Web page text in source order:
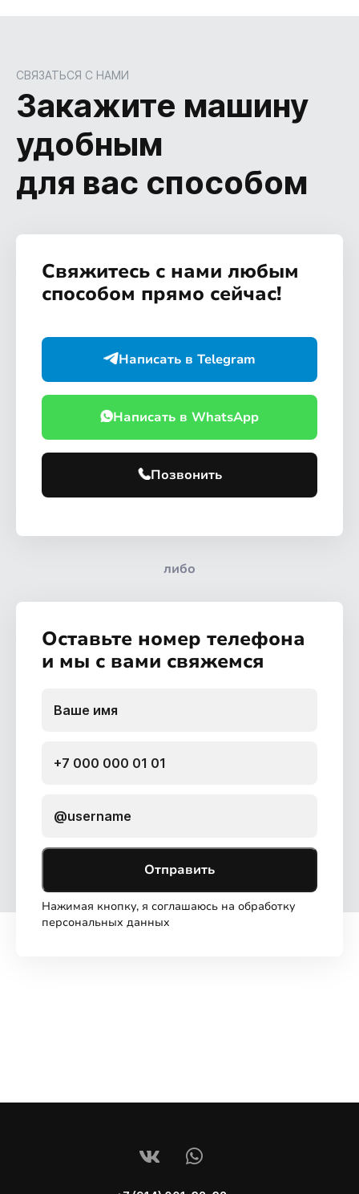
СВЯЗАТЬСЯ С НАМИ
Закажите машину
удобным
для вас способом
Свяжитесь с нами любым
способом прямо сейчас!
Написать в Telegram
Написать в WhatsApp
Позвонить
либо
Оставьте номер телефона
и мы с вами свяжемся
Отправить
Нажимая кнопку, я соглашаюсь на обработку
персональных данных